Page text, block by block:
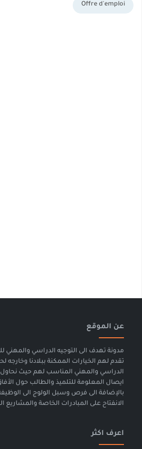
Offre d'emploi
عن الموقع
مدونة تهدف الى التوجيه الدراسي والمهني
تقدم لهم الخيارات الممكنة ببلادنا وخارجه
الدراسي والمهني المناسب لهم حيث
ايصال المعلومة للتلميذ والطالب حول
بالإضافة الى فرص وسبل الولوج الى
الانفتاح على المبادرات الخاصة والمشاريع
اعرف اكثر